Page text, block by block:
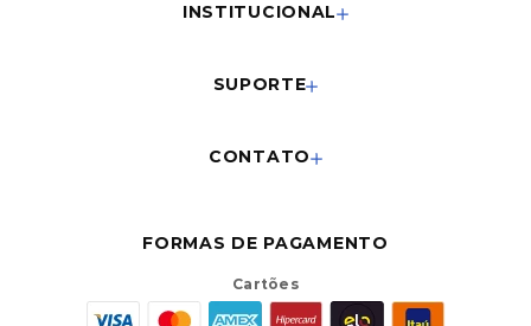
INSTITUCIONAL
SUPORTE
CONTATO
FORMAS DE PAGAMENTO
Cartões